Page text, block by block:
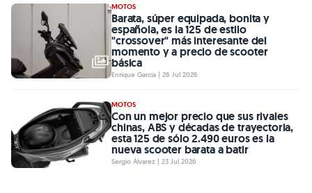
MOTOS
Barata, súper equipada, bonita y
española, es la 125 de estilo
"crossover" más interesante del
momento y a precio de scooter
básica
Enrique García | 26 Jul 2026
MOTOS
Con un mejor precio que sus rivales
chinas, ABS y décadas de trayectoria,
esta 125 de sólo 2.490 euros es la
nueva scooter barata a batir
Sergio Álvarez | 23 Jul 2026